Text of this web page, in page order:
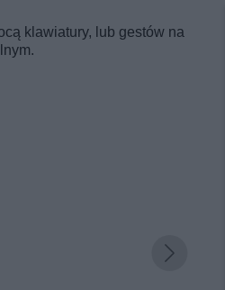
klawiatury, lub gestów na